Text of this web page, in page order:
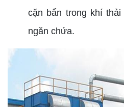
cặn bẩn trong khí
ngăn chứa.